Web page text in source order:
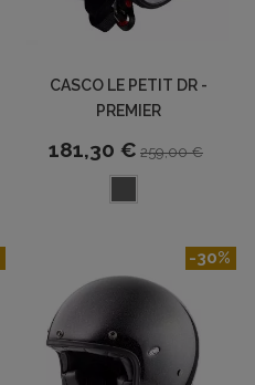
CASCO LE PETIT DR -
PREMIER
181,30 € 259,00 €
-30%